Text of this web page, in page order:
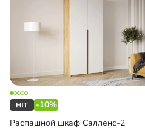
-10%
Распашной шкаф Салленс-2